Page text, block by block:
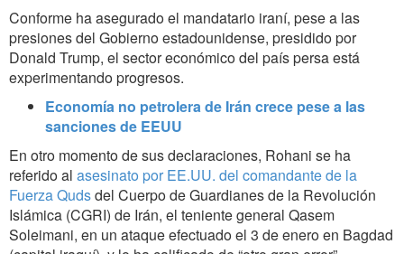
Conforme ha asegurado el mandatario iraní, pese a las
presiones del Gobierno estadounidense, presidido por
Donald Trump, el sector económico del país persa está
experimentando progresos.
Economía no petrolera de Irán crece pese a las
sanciones de EEUU
En otro momento de sus declaraciones, Rohani se ha
referido al asesinato por EE.UU. del comandante de la
Fuerza Qudsdel Cuerpo de Guardianes de la Revolución
Islámica (CGRI) de Irán, el teniente general Qasem
Soleimani, en un ataque efectuado el 3 de enero en Bagdad